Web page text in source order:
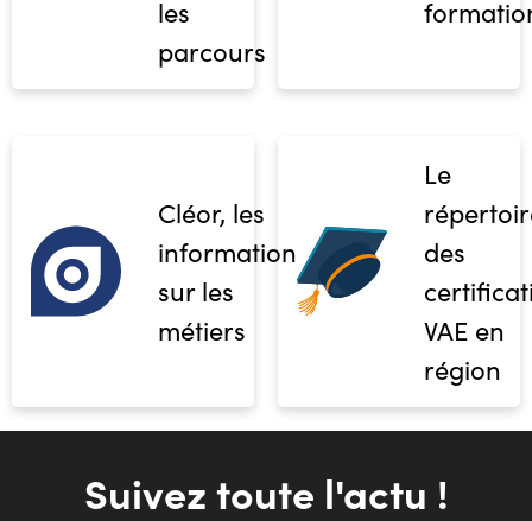
les
parcours
Cléor, les
informations
sur les
métiers
Le
des
VAE en
région
Suivez toute l'actu !